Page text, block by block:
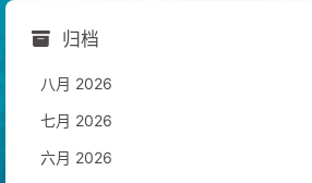
归档
八月 2026
七月 2026
六月 2026